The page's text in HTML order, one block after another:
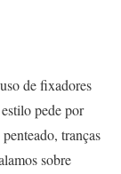
de fixadores
pede por
tranças
sobre